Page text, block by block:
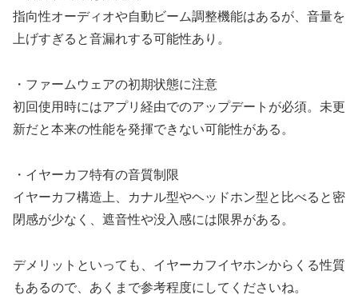
指向性オーディオや自動ビーム調整機能はあるが、音量を
上げすぎると音漏れする可能性あり。
・ファームウェアの初期状態に注意
初回使用時にはアプリ経由でのアップデートが必須。未更
新だと本来の性能を発揮できない可能性がある。
・イヤーカフ特有の音質制限
イヤーカフ構造上、カナル型やヘッドホン型と比べると密
閉感が少なく、遮音性や没入感には限界がある。
デメリットといっても、イヤーカフイヤホンからくる性質
もあるので、あくまで参考程度にしてくださいね。